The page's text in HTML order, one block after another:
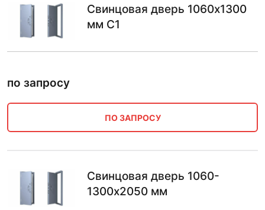
Свинцовая дверь 1060х1300
мм С1
по запросу
ПО ЗАПРОСУ
Свинцовая дверь 1060-
1300х2050 мм